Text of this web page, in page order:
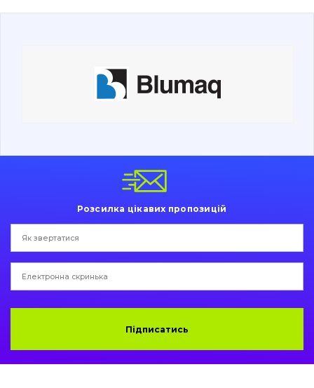
Коронки, зуби, адаптери, пальці, фіксатори
Подушки амортизаційні
Пальці та Втулки
написати
листа
зателефонувати
Розсилка цікавих пропозицій
Підписатись